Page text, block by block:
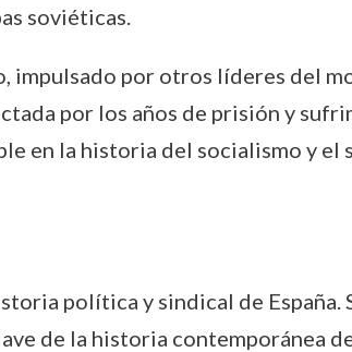
soviéticas.
impulsado por otros líderes del
por los años de prisión y
en la historia del socialismo y el
política y sindical de España.
de la historia contemporánea